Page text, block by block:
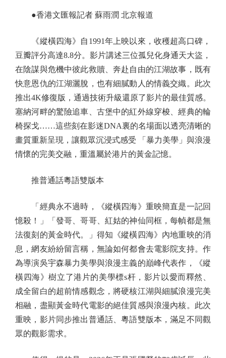
●香港文匯報記者 蘇雨潤 北京報道
《縱橫四海》自1991年上映以來，收穫超高口碑，
豆瓣評分高達8.8分。影片講述三位孤兒化身通天大盜，
在陰謀與危機中彼此救贖、奔赴自由的江湖故事，既有
快意恩仇的江湖灑脫，也有細膩動人的情義交織。此次
推出4K修復版，通過技術升級還原了影片的最佳質感。
塞納河畔的驚險追車、古堡中的紅外線穿梭、經典的輪
椅探戈……這些刻在影迷DNA裏的名場面以透亮清晰的
畫質重新呈現，讓觀眾沉浸式感受 「暴力美學」與浪漫
情懷的完美交融，重溫屬於港片的黃金記憶。
推普通話粵語雙版本
「經典永不過時，《縱橫四海》重映簡直是一記回
憶殺！」「發哥、哥哥、紅姑的神仙同框，每幀都是無
法復刻的黃金時代。」得知《縱橫四海》內地重映的消
息，網友紛紛留言稱，無論如何都會去電影院支持。作
為導演吳宇森暴力美學與浪漫主義的巔峰代表作，《縱
橫四海》樹立了港片的美學標s杆，影片以愛而釋然、
成全留白的超前情感觀念，將硬核江湖與細膩浪漫完美
相融，盡顯黃金時代電影的絕佳質感與浪漫內核。此次
重映，影片同步推出普通話、粵語雙版本，滿足不同觀
眾的觀影需求。